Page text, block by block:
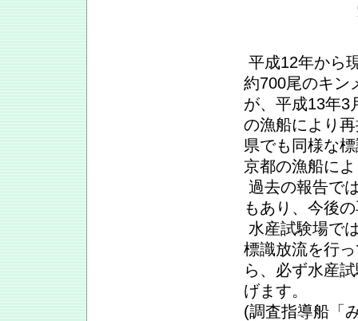
平成12年から
約700尾のキン
が、平成13年3
の漁船により
県でも同様な
京都の漁船に
過去の報告で
もあり、今後
水産試験場で
標識放流を行
ら、必ず水産
げます。
(調査指導船「